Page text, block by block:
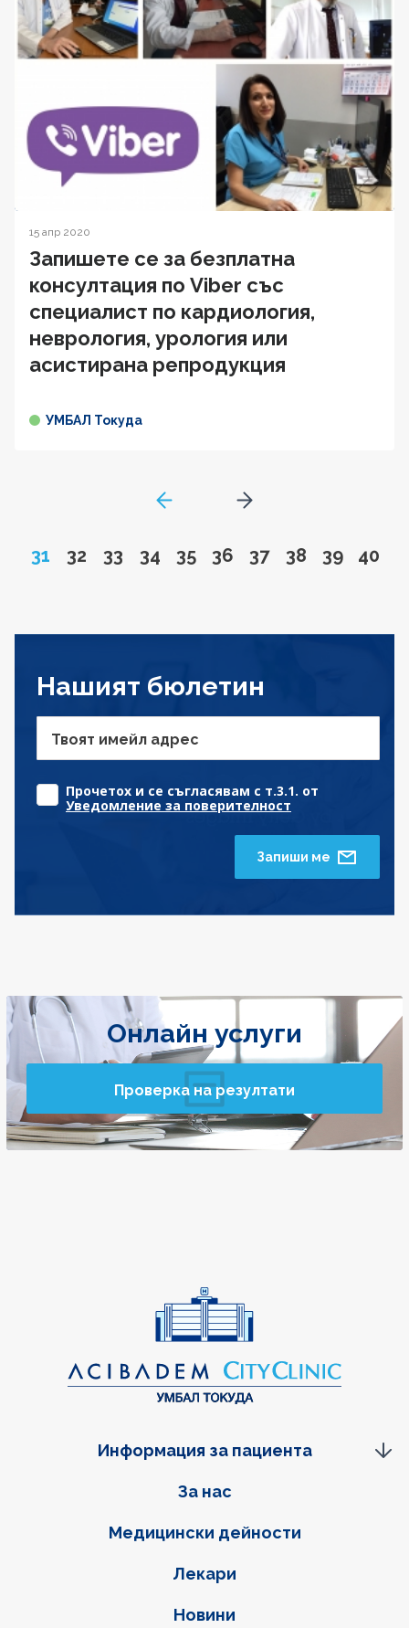
15 апр 2020
Запишете се за безплатна
консултация по Viber със
специалист по кардиология,
неврология, урология или
асистирана репродукция
УМБАЛ Токуда
GoToPreviousPage
Page
31 Go to page
32 Go to page
33 Go to page
34 Go to page
35 Go to page
36 Go to page
37 Go to page
38 Go to
39 Go
40
Go to next page
Нашият бюлетин
Твоят имейл адрес
Прочетох и се съгласявам с т.3.1. от
Уведомление за поверителност
Запиши ме
Онлайн услуги
Проверка на резултати
Фуутер навигация
За нас
Медицински дейности
Лекари
Новини
Информация за пациента